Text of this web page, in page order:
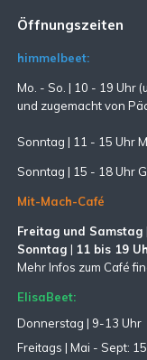
Öffnungszeiten
himmelbeet:
Mo. - So. | 10 - 19 Uhr
und zugemachtvon
Sonntag | 11 - 15 Uhr
Sonntag | 15 - 18 Uhr
Mit-Mach-Café
Freitag und Samstag |
Sonntag | 11 bis 19
Mehr Infos zum Café
ElisaBeet:
Donnerstag | 9-13 Uhr
Freitags | Mai - Sept: